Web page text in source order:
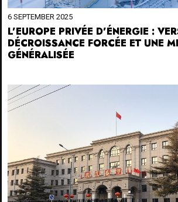
6 SEPTEMBER 2025
L’EUROPE PRIVÉE D’ÉNERGIE :
DÉCROISSANCE FORCÉE ET UNE
GÉNÉRALISÉE